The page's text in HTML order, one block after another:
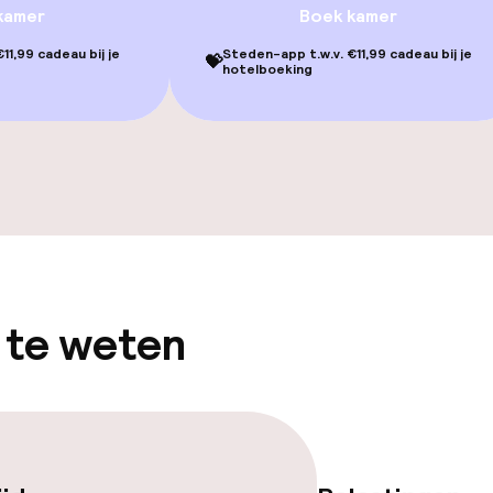
cadeau bij je
Boek kamer
💝Steden-app t.w.v. €11,99 cadeau bij je
hotelboeking
te weten